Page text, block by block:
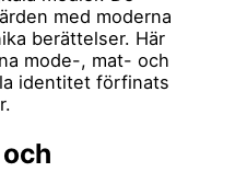
med moderna
berättelser. Här
mode-, mat- och
identitet förfinats